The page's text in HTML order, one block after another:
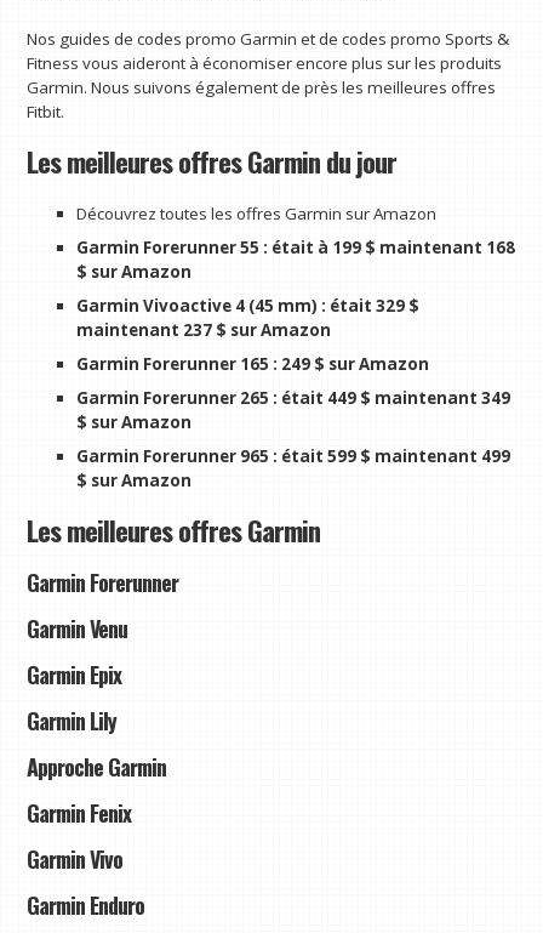
Nos guides de codes promo Garmin et de codes promo Sports &
Fitness vous aideront à économiser encore plus sur les produits
Garmin. Nous suivons également de près les meilleures offres
Fitbit.
Les meilleures offres Garmin du jour
Découvrez toutes les offres Garmin sur Amazon
Garmin Forerunner 55 : était à 199 $ maintenant 168
$ sur Amazon
Garmin Vivoactive 4 (45 mm) : était 329 $
maintenant 237 $ sur Amazon
Garmin Forerunner 165 : 249 $ sur Amazon
Garmin Forerunner 265 : était 449 $ maintenant 349
$ sur Amazon
Garmin Forerunner 965 : était 599 $ maintenant 499
$ sur Amazon
Les meilleures offres Garmin
Garmin Forerunner
Garmin Venu
Garmin Epix
Garmin Lily
Approche Garmin
Garmin Fenix
Garmin Vivo
Garmin Enduro